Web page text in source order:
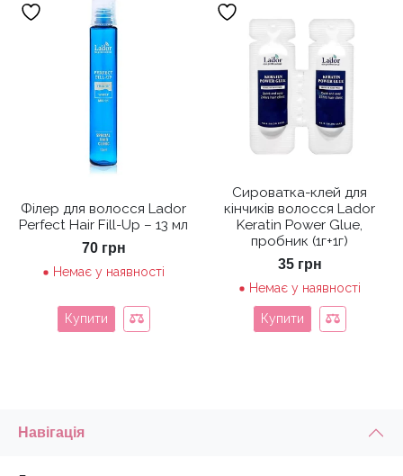
Філер для волосся Lador
Perfect Hair Fill-Up – 13 мл
70 грн
Немає у наявності
Купити
Сироватка-клей для
кінчиків волосся Lador
Keratin Power Glue,
пробник (1г+1г)
35 грн
Немає у наявності
Купити
Навігація